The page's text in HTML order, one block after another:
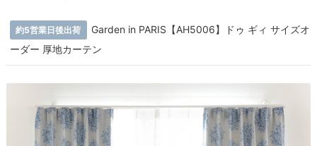
約5営業日後出荷
Garden in PARIS【AH5006】ドゥ ギィ サイズオ
ーダー 厚地カーテン